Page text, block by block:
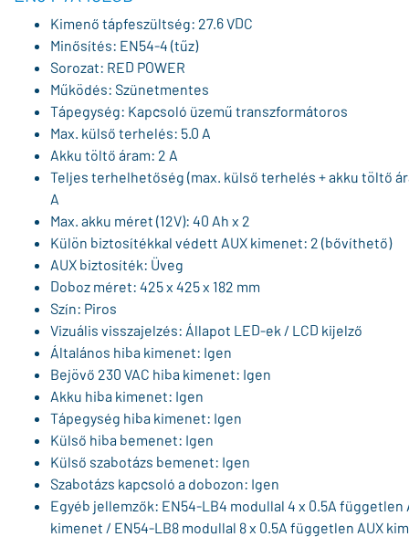
Kimenő tápfeszültség: 27.6 VDC
Minősítés: EN54-4 (tűz)
Sorozat: RED POWER
Működés: Szünetmentes
Tápegység: Kapcsoló üzemű transzformátoros
Max. külső terhelés: 5.0 A
Akku töltő áram: 2 A
Teljes terhelhetőség (max. külső terhelés + akku töltő
A
Max. akku méret (12V): 40 Ah x 2
Külön biztosítékkal védett AUX kimenet: 2 (bővíthető)
AUX biztosíték: Üveg
Doboz méret: 425 x 425 x 182 mm
Szín: Piros
Vizuális visszajelzés: Állapot LED-ek / LCD kijelző
Általános hiba kimenet: Igen
Bejövő 230 VAC hiba kimenet: Igen
Akku hiba kimenet: Igen
Tápegység hiba kimenet: Igen
Külső hiba bemenet: Igen
Külső szabotázs bemenet: Igen
Szabotázs kapcsoló a dobozon: Igen
Egyéb jellemzők: EN54-LB4 modullal 4 x 0.5A független
kimenet / EN54-LB8 modullal 8 x 0.5A független AUX